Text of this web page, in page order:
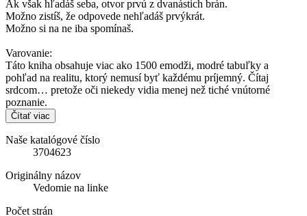
Ak však hľadáš seba, otvor prvú z dvanástich brán.
Možno zistíš, že odpovede nehľadáš prvýkrát.
Možno si na ne iba spomínaš.
Varovanie:
Táto kniha obsahuje viac ako 1500 emodži, modré tabuľky a
pohľad na realitu, ktorý nemusí byť každému príjemný. Čítaj
srdcom… pretože oči niekedy vidia menej než tiché vnútorné
poznanie.
Čítať viac
Naše katalógové číslo
3704623
Originálny názov
Vedomie na linke
Počet strán